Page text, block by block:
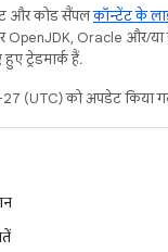
और कोड सैंपलकॉन्टेंट के
OpenJDK, Oracle और/
हुए ट्रेडमार्क हैं.
(UTC) को अपडेट किया